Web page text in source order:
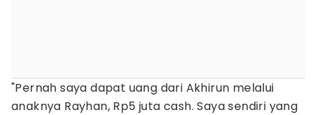
"Pernah saya dapat uang dari Akhirun melalui
anaknya Rayhan, Rp5 juta cash. Saya sendiri yang